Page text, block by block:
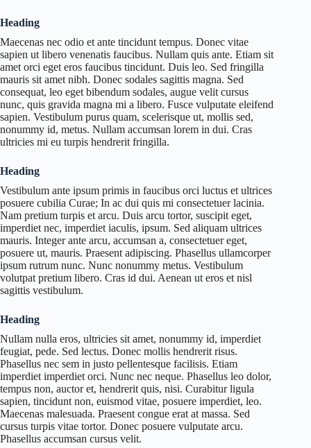
Heading
Maecenas nec odio et ante tincidunt tempus. Donec vitae
sapien ut libero venenatis faucibus. Nullam quis ante. Etiam sit
amet orci eget eros faucibus tincidunt. Duis leo. Sed fringilla
mauris sit amet nibh. Donec sodales sagittis magna. Sed
consequat, leo eget bibendum sodales, augue velit cursus
nunc, quis gravida magna mi a libero. Fusce vulputate eleifend
sapien. Vestibulum purus quam, scelerisque ut, mollis sed,
nonummy id, metus. Nullam accumsan lorem in dui. Cras
ultricies mi eu turpis hendrerit fringilla.
Heading
Vestibulum ante ipsum primis in faucibus orci luctus et ultrices
posuere cubilia Curae; In ac dui quis mi consectetuer lacinia.
Nam pretium turpis et arcu. Duis arcu tortor, suscipit eget,
imperdiet nec, imperdiet iaculis, ipsum. Sed aliquam ultrices
mauris. Integer ante arcu, accumsan a, consectetuer eget,
posuere ut, mauris. Praesent adipiscing. Phasellus ullamcorper
ipsum rutrum nunc. Nunc nonummy metus. Vestibulum
volutpat pretium libero. Cras id dui. Aenean ut eros et nisl
sagittis vestibulum.
Heading
Nullam nulla eros, ultricies sit amet, nonummy id, imperdiet
feugiat, pede. Sed lectus. Donec mollis hendrerit risus.
Phasellus nec sem in justo pellentesque facilisis. Etiam
imperdiet imperdiet orci. Nunc nec neque. Phasellus leo dolor,
tempus non, auctor et, hendrerit quis, nisi. Curabitur ligula
sapien, tincidunt non, euismod vitae, posuere imperdiet, leo.
Maecenas malesuada. Praesent congue erat at massa. Sed
cursus turpis vitae tortor. Donec posuere vulputate arcu.
Phasellus accumsan cursus velit.